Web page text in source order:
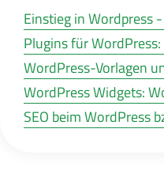
WordPress-Vorlagen